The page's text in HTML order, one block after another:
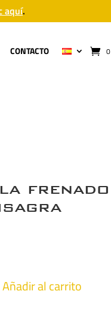
aquí.
CONTACTO
Añadir al carrito